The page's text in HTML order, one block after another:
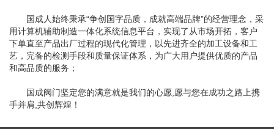
国成人始终秉承“争创国字品质，成就高端品牌”的经营理念，采
用计算机辅助制造一体化系统信息平台，实现了从市场开拓，客户
下单直至产品出厂过程的现代化管理，以先进齐全的加工设备和工
艺，完备的检测手段和质量保证体系，为广大用户提供优质的产品
和高品质的服务；
国成阀门坚定您的满意就是我们的心愿,愿与您在成功之路上携
手并肩,共创辉煌！